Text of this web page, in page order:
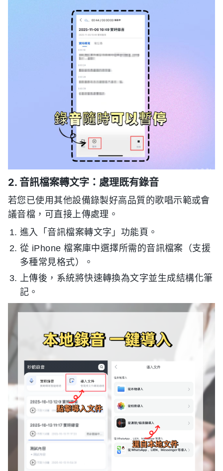
2. 音訊檔案轉文字：處理既有錄音
若您已使用其他設備錄製好高品質的歌唱示範或會
議音檔，可直接上傳處理。
進入「音訊檔案轉文字」功能頁。
從 iPhone 檔案庫中選擇所需的音訊檔案（支援
多種常見格式）。
上傳後，系統將快速轉換為文字並生成結構化筆
記。